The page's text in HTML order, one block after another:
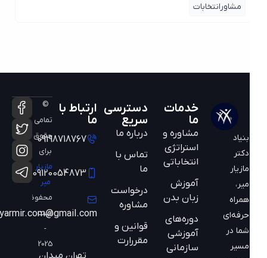
مشاورانتخابات
مازیار
همراه
حرفه‌ای
شما در
مسیر
خدمات
مشاوره و
استراتژی
انتخاباتی
آموزش
زبان بدن
دوره‌های
آموزشی
سازمانی
دسترسی
سریع
درباره ما
تماس با
ما
درخواست
مشاوره
قوانین و
مقررارت
ارتباط با
09198718767
09120054873
mazyarmir.com@gmail.com
©
تمامی
حقوق
مازیار
محفوظ
است